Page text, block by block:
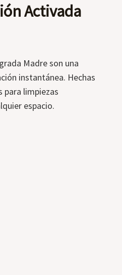
Activada
Madre son una
instantánea. Hechas
para limpiezas
espacio.